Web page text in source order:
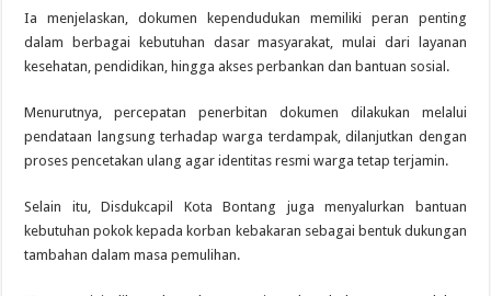
Ia menjelaskan, dokumen kependudukan memiliki peran penting
dalam berbagai kebutuhan dasar masyarakat, mulai dari layanan
kesehatan, pendidikan, hingga akses perbankan dan bantuan sosial.
Menurutnya, percepatan penerbitan dokumen dilakukan melalui
pendataan langsung terhadap warga terdampak, dilanjutkan dengan
proses pencetakan ulang agar identitas resmi warga tetap terjamin.
Selain itu, Disdukcapil Kota Bontang juga menyalurkan bantuan
kebutuhan pokok kepada korban kebakaran sebagai bentuk dukungan
tambahan dalam masa pemulihan.